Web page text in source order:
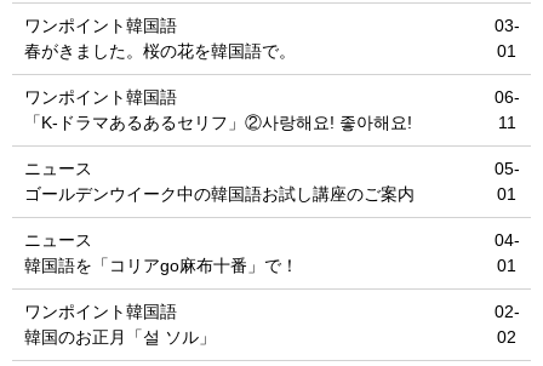
ワンポイント韓国語
春がきました。桜の花を韓国語で。
03-
01
ワンポイント韓国語
「K-ドラマあるあるセリフ」②사랑해요! 좋아해요!
06-
11
ニュース
ゴールデンウイーク中の韓国語お試し講座のご案内
05-
01
ニュース
韓国語を「コリアgo麻布十番」で！
04-
01
ワンポイント韓国語
韓国のお正月「설 ソル」
02-
02